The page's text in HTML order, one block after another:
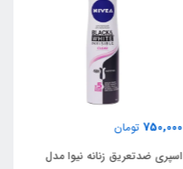
750,000 تومان
اسپری ضدتعریق زنانه نیوا مدل